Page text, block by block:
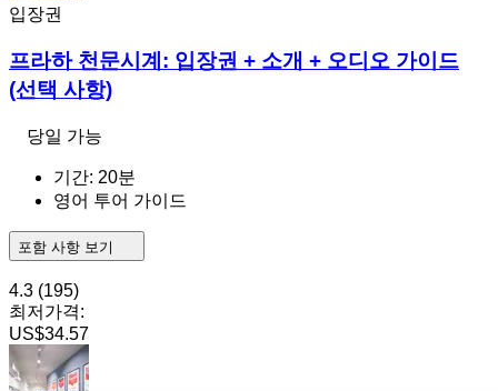
입장권
프라하 천문시계: 입장권 + 소개 + 오디오 가이드
(선택 사항)
당일 가능
기간: 20분
영어 투어 가이드
포함 사항 보기
4.3 (195)
최저가격:
US$34.57